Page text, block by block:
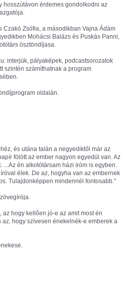
hosszútávon érdemes gondolkodni az
Czakó Zsófia, a másodikban Vajna Ádám
Mohácsi Balázs és Puskás Panni,
ösztöndíjasa.
interjúk, pályaképek, podcastsorozatok
szintén számíthatnak a program
oldalán.
és utána talán a negyediktől már az
fölött az ember nagyon egyedül van. Az
én alkotótársam házi íróm is egyben.
élek. De az, hogyha van az embernek
Tulajdonképpen mindennél fontosabb."
hogy kellően jó-e az amit most én
hogy szívesen énekelnék-e emberek a